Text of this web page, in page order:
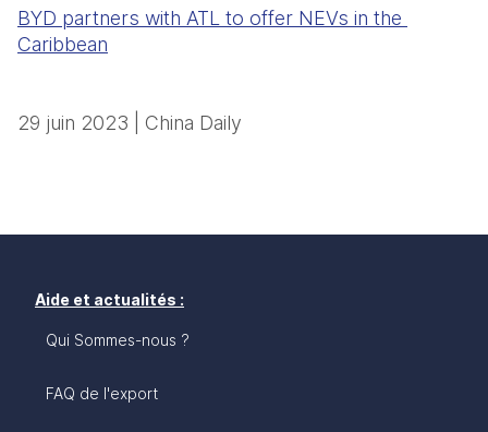
BYD partners with ATL to offer NEVs in the
Caribbean
29 juin 2023 | China Daily
Aide et actualités :
Qui Sommes-nous ?
FAQ de l'export